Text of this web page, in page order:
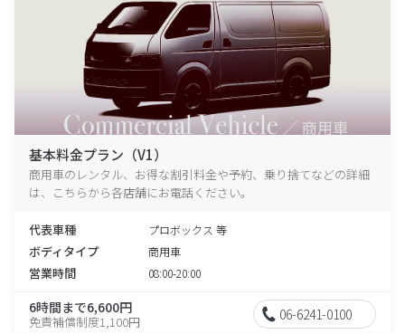
基本料金プラン（V1）
商用車のレンタル、お得な割引料金や予約、乗り捨てなどの詳細
は、こちらから各店舗にお電話ください。
代表車種 プロボックス 等
ボディタイプ 商用車
営業時間 08:00-20:00
6時間まで6,600円
免責補償制度1,100円 06-6241-0100